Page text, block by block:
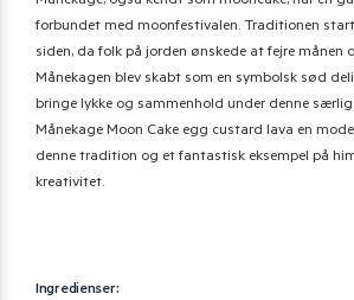
forbundet med moonfestivalen. Traditionen
siden, da folk på jorden ønskede at fejre månen
Månekagen blev skabt som en symbolsk sød
bringe lykke og sammenhold under denne
Månekage Moon Cake egg custard lava en
denne tradition og et fantastisk eksempel på
kreativitet.
Ingredienser: